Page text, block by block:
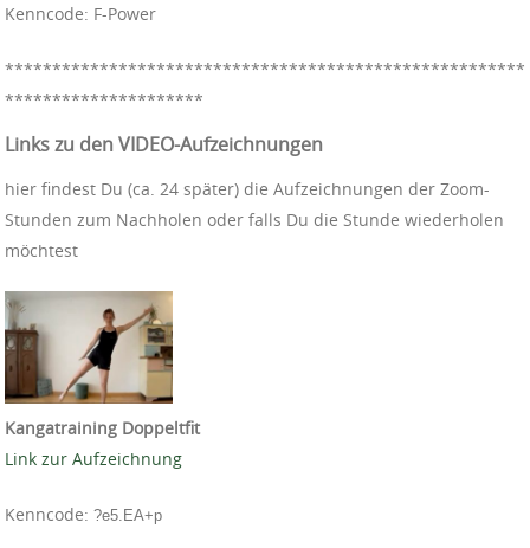
Kenncode: F-Power
*******************************************************
*********************
Links zu den VIDEO-Aufzeichnungen
hier findest Du (ca. 24 später) die Aufzeichnungen der Zoom-
Stunden zum Nachholen oder falls Du die Stunde wiederholen
möchtest
Kangatraining Doppeltfit
Link zur Aufzeichnung
Kenncode: ?e5.EA+p